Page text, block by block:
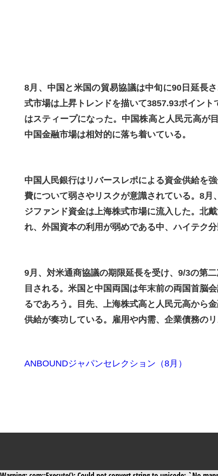
8月、中国と米国の貿易協議は中旬に90日延長
式市場は上昇トレンドを描いて3857.93ポイン
はスティープになった。中国株高と 人民元高が
中国金融市場は相対的に落ち着いている。
中国人民銀行はリバースレポによる資金供給を
費について弱さやリスクが意識されている。 8月
ジファンド資金は上海株式市場に流入した。北
れ、外国資本の利用が弱めである中、ハイテク
9月、対米通商協議の期限延長を受け、 9/3の第
目される。米国と中国両国は年末前の両国首脳
るであろう。目先、上海株式高と人民元高から
供給が奏功している。雇用や内需、企業債務の
ANBOUNDジャパンセレクション（8月）